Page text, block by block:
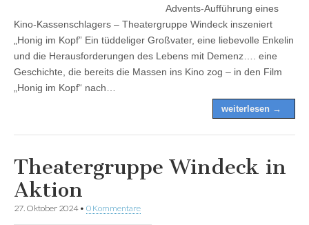
Advents-Aufführung eines
Kino-Kassenschlagers – Theatergruppe Windeck inszeniert
„Honig im Kopf” Ein tüddeliger Großvater, eine liebevolle Enkelin
und die Herausforderungen des Lebens mit Demenz…. eine
Geschichte, die bereits die Massen ins Kino zog – in den Film
„Honig im Kopf“ nach…
weiterlesen →
Theatergruppe Windeck in
Aktion
27. Oktober 2024• 0 Kommentare